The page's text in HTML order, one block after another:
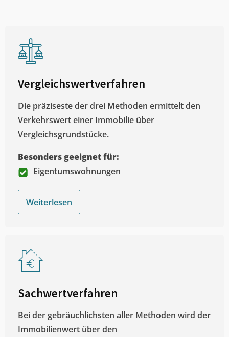
Vergleichswertverfahren
Die präziseste der drei Methoden ermittelt den
Verkehrswert einer Immobilie über
Vergleichsgrundstücke.
Besonders geeignet für:
Eigentumswohnungen
Weiterlesen
Sachwertverfahren
Bei der gebräuchlichsten aller Methoden wird der
Immobilienwert über den